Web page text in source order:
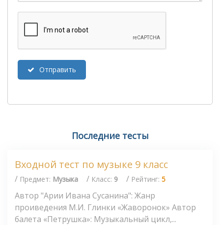
Отправить
Последние тесты
Входной тест по музыке 9 класс
/ Предмет: Музыка / Класс: 9 / Рейтинг: 5
Автор "Арии Ивана Сусанина": Жанр
проиведения М.И. Глинки «Жаворонок» Автор
балета «Петрушка»: Музыкальный цикл,...